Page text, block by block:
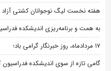
هفته نخست لیگ نوجوانان کشتی آزاد
به همت و برنامه‌ریزی اندیشکده
۱۷ مردادماه، روز خبرنگار گرامی باد؛
گامی تازه از سوی اندیشکده